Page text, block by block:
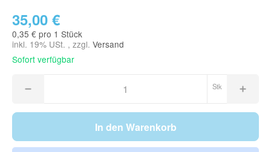
35,00 €
0,35 € pro 1 Stück
inkl. 19% USt. , zzgl. Versand
Sofort verfügbar
Stk
In den Warenkorb